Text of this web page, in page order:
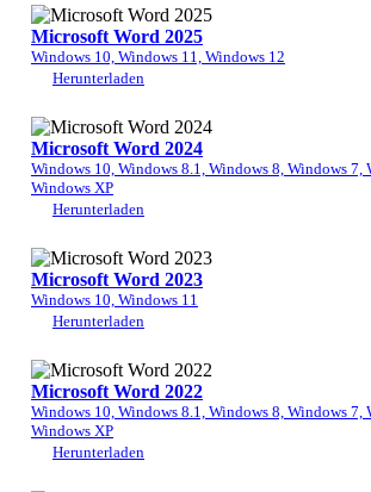
Microsoft Word 2025
Windows 10, Windows 11, Windows 12
Herunterladen
Microsoft Word 2024
Windows 10, Windows 8.1, Windows 8, Windows 7,
Windows XP
Herunterladen
Microsoft Word 2023
Windows 10, Windows 11
Herunterladen
Microsoft Word 2022
Windows 10, Windows 8.1, Windows 8, Windows 7,
Windows XP
Herunterladen